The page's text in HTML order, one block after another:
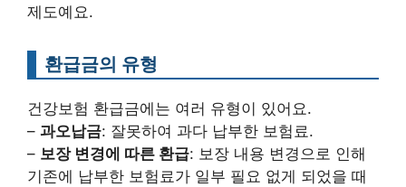
제도예요.
환급금의 유형
건강보험 환급금에는 여러 유형이 있어요.
– 과오납금: 잘못하여 과다 납부한 보험료.
– 보장 변경에 따른 환급: 보장 내용 변경으로 인해
기존에 납부한 보험료가 일부 필요 없게 되었을 때